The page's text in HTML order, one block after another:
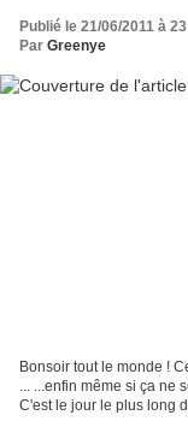
Publié le 21/06/2011 à
Par Greenye
Bonsoir tout le monde !
... ...enfin même si ça ne se
C'est le jour le plus long